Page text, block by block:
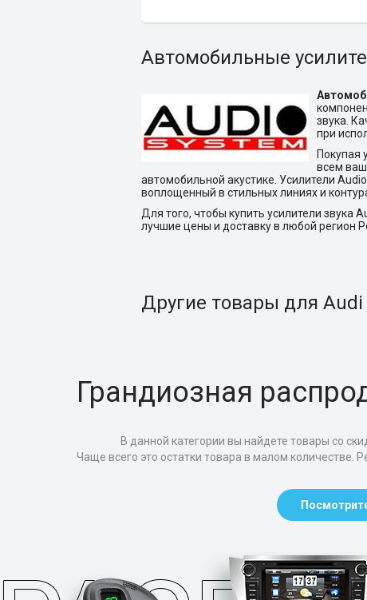
Автомобильные
звука.
при
Покупая
всем
автомобильной акустике. Усилители
воплощенный в стильных линиях и
Для того, чтобы купить усилители
лучшие цены и доставку в любой регион
Другие товары для Audi
Грандиозная
В данной категории вы найдете товары со
Чаще всего это остатки товара в малом количестве.